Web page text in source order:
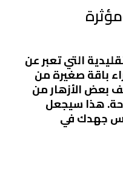
التي تعبر عن
باقة صغيرة من
بعض الأزهار من
هذا سيجعل
جهدك في